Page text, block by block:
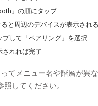
」の順にタップ
と周辺のデバイスが表示される
プして「ペアリング」を選択
されれば完了
てメニュー名や階層が異
してください。